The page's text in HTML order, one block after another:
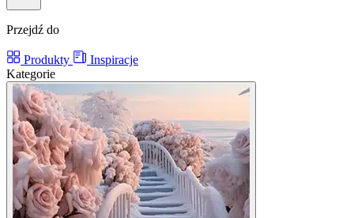
Przejdź do
Produkty
Inspiracje
Kategorie